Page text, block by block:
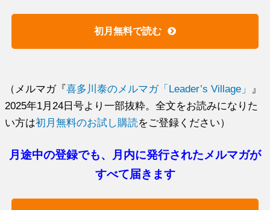
初月無料で読む
（メルマガ『喜多川泰のメルマガ「Leader’s Village」
』
2025年1月24日号より一部抜粋。全文をお読みになりた
い方は初月無料のお試し購読をご登録ください）
月途中の登録でも、月内に発行されたメルマガが
すべて届きます